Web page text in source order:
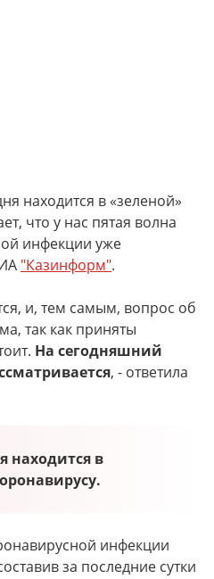
находится в «зеленой»
что у нас пятая волна
инфекции уже
"Казинформ".
и, тем самым, вопрос об
так как приняты
На сегодняшний
, - ответила
находится в
инфекции
за последние сутки